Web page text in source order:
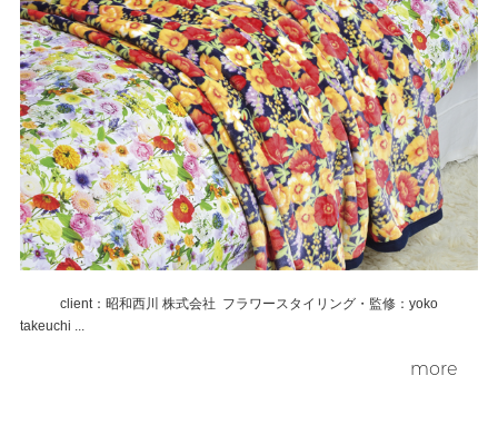
client：昭和西川 株式会社 フラワースタイリング・監修：yoko
takeuchi ...
more